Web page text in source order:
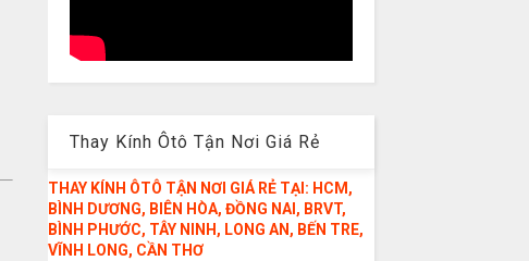
Thay Kính Ôtô Tận Nơi Giá Rẻ
THAY KÍNH ÔTÔ TẬN NƠI GIÁ RẺ TẠI: HCM,
BÌNH DƯƠNG, BIÊN HÒA, ĐỒNG NAI, BRVT,
BÌNH PHƯỚC, TÂY NINH, LONG AN, BẾN TRE,
VĨNH LONG, CẦN THƠ